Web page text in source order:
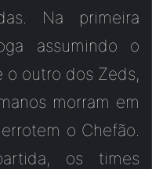
Na primeira
assumindo o
o outro dos Zeds,
morram em
o Chefão.
os times